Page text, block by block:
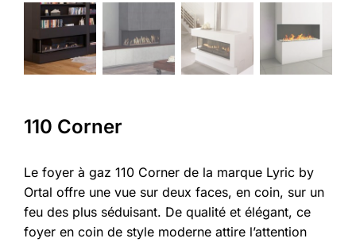
110 Corner
Le foyer à gaz 110 Corner de la marque Lyric by
Ortal offre une vue sur deux faces, en coin, sur un
feu des plus séduisant. De qualité et élégant, ce
foyer en coin de style moderne attire l’attention